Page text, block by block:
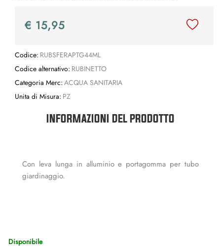
€ 15,95
Codice: RUBSFERAPTG44ML
Codice alternativo: RUBINETTO
Categoria Merc: ACQUA SANITARIA
Unita di Misura: PZ
INFORMAZIONI DEL PRODOTTO
Con leva lunga in alluminio e portagomma per tubo
giardinaggio.
Disponibile